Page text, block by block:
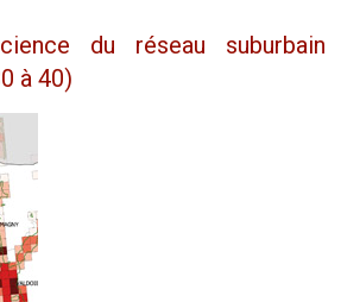
du réseau suburbain
à 40)